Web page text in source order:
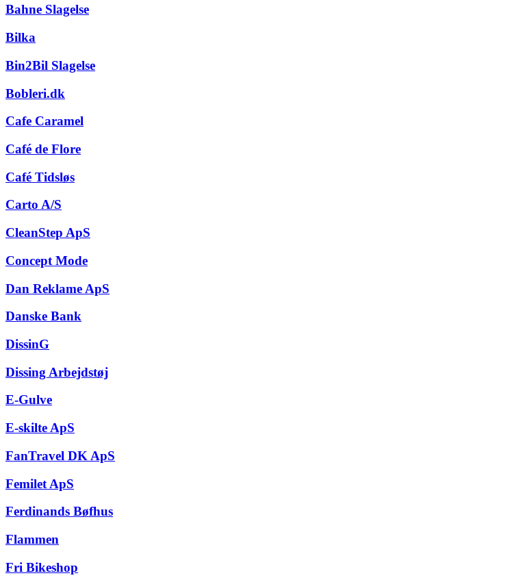
Bahne Slagelse
Bilka
Bin2Bil Slagelse
Bobleri.dk
Cafe Caramel
Café de Flore
Café Tidsløs
Carto A/S
CleanStep ApS
Concept Mode
Dan Reklame ApS
Danske Bank
DissinG
Dissing Arbejdstøj
E-Gulve
E-skilte ApS
FanTravel DK ApS
Femilet ApS
Ferdinands Bøfhus
Flammen
Fri Bikeshop